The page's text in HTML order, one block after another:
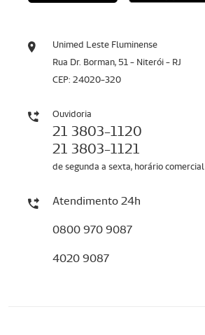
Unimed Leste Fluminense
Rua Dr. Borman, 51 - Niterói - RJ
CEP: 24020-320
Ouvidoria
21 3803-1120
21 3803-1121
de segunda a sexta, horário comercial
Atendimento 24h
0800 970 9087
4020 9087